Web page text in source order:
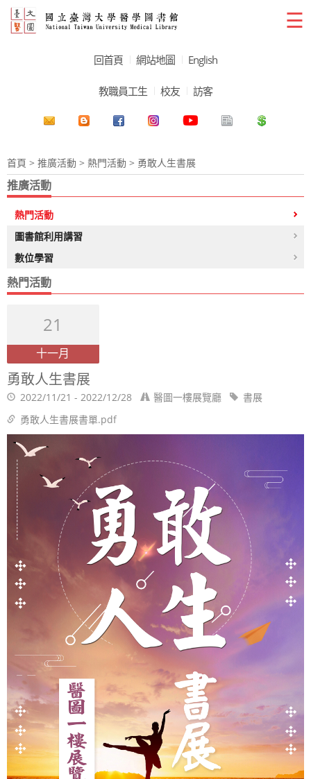
☰
回首頁 網站地圖 English
教職員工生 校友 訪客
首頁 > 推廣活動 > 熱門活動 > 勇敢人生書展
推廣活動
熱門活動
圖書館利用講習
數位學習
熱門活動
21
十一月
勇敢人生書展
2022/11/21 - 2022/12/28 醫圖一樓展覽廳
書展
勇敢人生書展書單.pdf